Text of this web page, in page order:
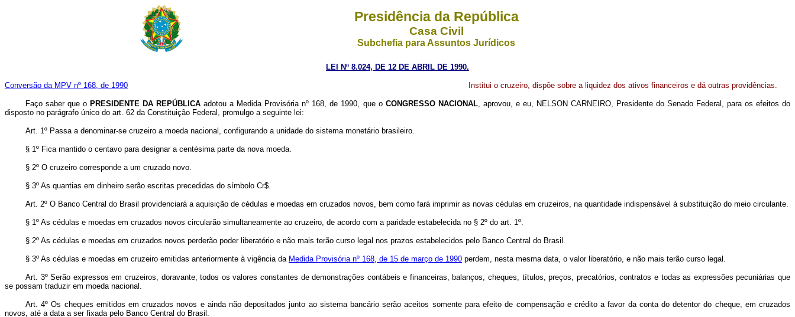
Presidência da República
Casa Civil
Subchefia para Assuntos Jurídicos
LEI Nº 8.024, DE 12 DE ABRIL DE 1990.
Conversão da MPV nº 168, de 1990 Institui o cruzeiro, dispõe sobre a liquidez dos ativos financeiros e dá outras providências.
Faço saber que o PRESIDENTE DA REPÚBLICA adotou a Medida Provisória nº 168, de 1990, que o CONGRESSO NACIONAL, aprovou, e eu, NELSON CARNEIRO, Presidente do Senado Federal, para os efeitos do
disposto no parágrafo único do art. 62 da Constituição Federal, promulgo a seguinte lei:
Art. 1º Passa a denominar-se cruzeiro a moeda nacional, configurando a unidade do sistema monetário brasileiro.
§ 1º Fica mantido o centavo para designar a centésima parte da nova moeda.
§ 2º O cruzeiro corresponde a um cruzado novo.
§ 3º As quantias em dinheiro serão escritas precedidas do símbolo Cr$.
Art. 2º O Banco Central do Brasil providenciará a aquisição de cédulas e moedas em cruzados novos, bem como fará imprimir as novas cédulas em cruzeiros, na quantidade indispensável à substituição do meio circulante.
§ 1º As cédulas e moedas em cruzados novos circularão simultaneamente ao cruzeiro, de acordo com a paridade estabelecida no § 2º do art. 1º.
§ 2º As cédulas e moedas em cruzados novos perderão poder liberatório e não mais terão curso legal nos prazos estabelecidos pelo Banco Central do Brasil.
§ 3º As cédulas e moedas em cruzeiro emitidas anteriormente à vigência da Medida Provisória nº 168, de 15 de março de 1990 perdem, nesta mesma data, o valor liberatório, e não mais terão curso legal.
Art. 3º Serão expressos em cruzeiros, doravante, todos os valores constantes de demonstrações contábeis e financeiras, balanços, cheques, títulos, preços, precatórios, contratos e todas as expressões pecuniárias que
se possam traduzir em moeda nacional.
Art. 4º Os cheques emitidos em cruzados novos e ainda não depositados junto ao sistema bancário serão aceitos somente para efeito de compensação e crédito a favor da conta do detentor do cheque, em cruzados
novos, até a data a ser fixada pelo Banco Central do Brasil.